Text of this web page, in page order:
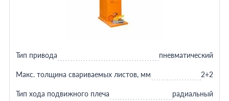
Тип привода пневматический
Макс. толщина свариваемых листов, мм 2+2
Тип хода подвижного плеча радиальный